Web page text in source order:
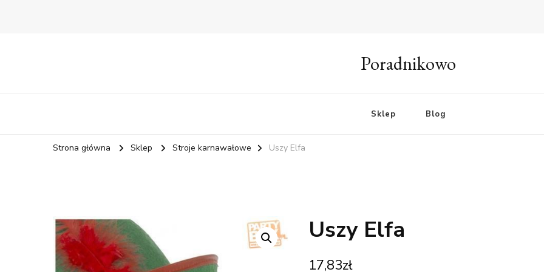
Poradnikowo
Sklep Blog
Strona główna Sklep Stroje karnawałowe Uszy Elfa
Uszy Elfa
17,83zł